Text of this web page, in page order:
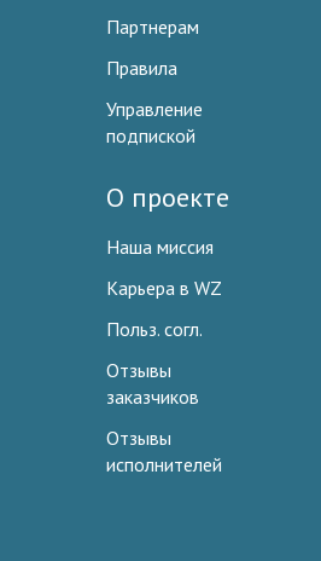
Партнерам
Правила
Управление
подпиской
О проекте
Наша миссия
Карьера в WZ
Польз. согл.
Отзывы
заказчиков
Отзывы
исполнителей